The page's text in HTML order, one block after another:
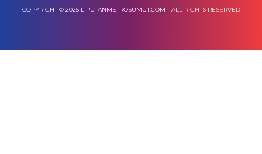
COPYRIGHT © 2025 LIPUTANMETROSUMUT.COM - ALL RIGHTS RESERVED